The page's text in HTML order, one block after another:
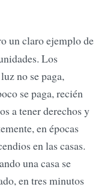
un claro ejemplo de
Los
no se paga,
se paga, recién
a tener derechos y
en épocas
en las casas.
una casa se
en tres minutos